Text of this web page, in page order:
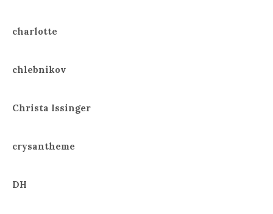
charlotte
chlebnikov
Christa Issinger
crysantheme
DH